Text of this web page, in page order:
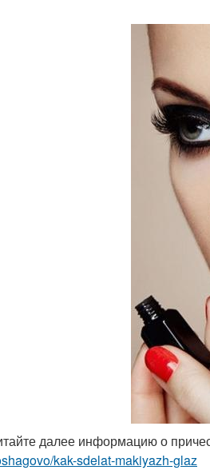
далее информацию о
kak-sdelat-makiyazh-glaz